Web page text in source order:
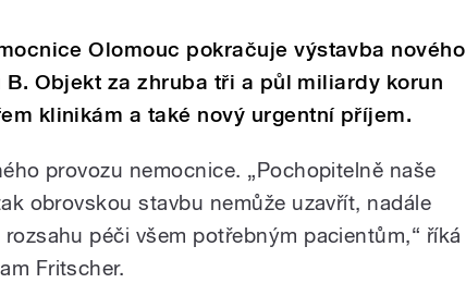
Olomouc pokračuje výstavba nového
Objekt za zhruba tři a půl miliardy korun
klinikám a také nový urgentní příjem.
provozu nemocnice. „Pochopitelně naše
obrovskou stavbu nemůže uzavřít, nadále
péči všem potřebným pacientům,“ říká
Fritscher.